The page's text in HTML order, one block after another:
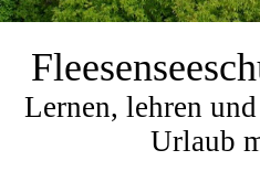
Lernen, lehren
Urlaub